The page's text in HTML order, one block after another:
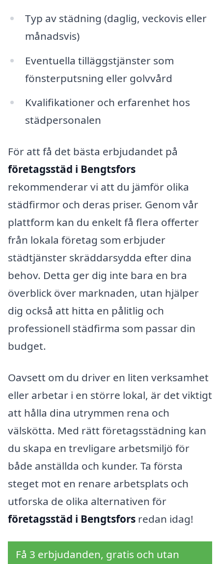
Typ av städning (daglig, veckovis eller
månadsvis)
Eventuella tilläggstjänster som
fönsterputsning eller golvvård
Kvalifikationer och erfarenhet hos
städpersonalen
För att få det bästa erbjudandet på
företagsstäd i Bengtsfors
rekommenderar vi att du jämför olika
städfirmor och deras priser. Genom vår
plattform kan du enkelt få flera offerter
från lokala företag som erbjuder
städtjänster skräddarsydda efter dina
behov. Detta ger dig inte bara en bra
överblick över marknaden, utan hjälper
dig också att hitta en pålitlig och
professionell städfirma som passar din
budget.
Oavsett om du driver en liten verksamhet
eller arbetar i en större lokal, är det viktigt
att hålla dina utrymmen rena och
välskötta. Med rätt företagsstädning kan
du skapa en trevligare arbetsmiljö för
både anställda och kunder. Ta första
steget mot en renare arbetsplats och
utforska de olika alternativen för
företagsstäd i Bengtsfors redan idag!
Få 3 erbjudanden, gratis och utan